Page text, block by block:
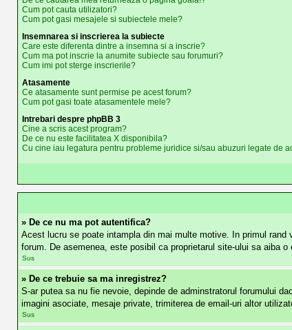
Cum pot cauta utilizatori?
Cum pot gasi mesajele si subiectele mele?
Insemnarea si inscrierea la subiecte
Care este diferenta dintre a insemna si a inscrie?
Cum ma pot inscrie la anumite subiecte sau forumuri?
Cum imi pot sterge inscrierile?
Atasamente
Ce atasamente sunt permise pe acest forum?
Cum pot gasi toate atasamentele mele?
Intrebari despre phpBB 3
Cine a scris acest program?
De ce nu este facilitatea X disponibila?
Cu cine iau legatura pentru probleme juridice si/sau abuzuri legate de
» De ce nu ma pot autentifica?
Acest lucru se poate intampla din mai multe motive. In primul
forum. De asemenea, este posibil ca proprietarul site-ului sa aiba o
Sus
» De ce trebuie sa ma inregistrez?
S-ar putea sa nu fie nevoie, depinde de adminstratorul forumului
imagini asociate, mesaje private, trimiterea de email-uri altor
Sus